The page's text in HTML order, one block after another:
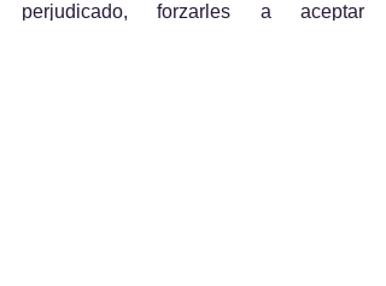
perjudicado, forzarles a aceptar